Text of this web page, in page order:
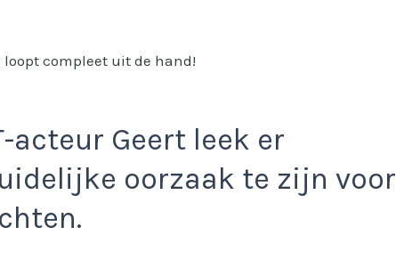
loopt compleet uit de hand!
acteur Geert leek er
oorzaak te zijn voor